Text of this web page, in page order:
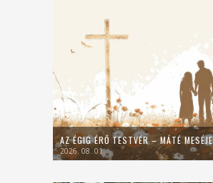
AZ ÉGIG ÉRŐ TESTVÉR – MÁTÉ MESÉJE
2026. 08. 01.